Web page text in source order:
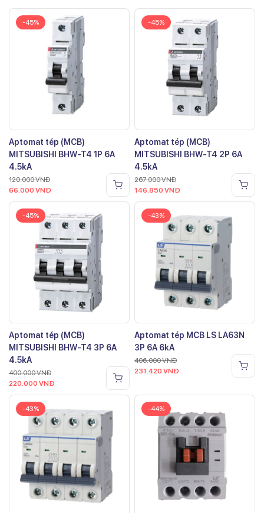
-45%
Aptomat tép (MCB)
MITSUBISHI BHW-T4 1P 6A
4.5kA
120.000VNĐ
66.000 VNĐ
-45%
Aptomat tép (MCB)
MITSUBISHI BHW-T4 2P 6A
4.5kA
267.000VNĐ
146.850 VNĐ
-45%
Aptomat tép (MCB)
MITSUBISHI BHW-T4 3P 6A
4.5kA
400.000VNĐ
220.000 VNĐ
-43%
Aptomat tép MCB LS LA63N
3P 6A 6kA
406.000VNĐ
231.420 VNĐ
-43% -44%